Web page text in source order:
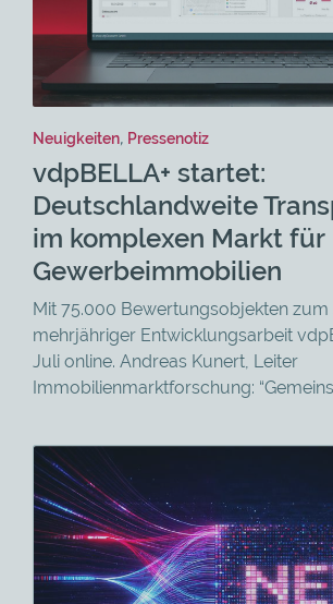
Neuigkeiten, Pressenotiz
vdpBELLA+ startet:
Deutschlandweite
im komplexen Markt für
Gewerbeimmobilien
Mit 75.000 Bewertungsobjekten
mehrjähriger Entwicklungsarbeit
Juli online. Andreas Kunert, Leiter
Immobilienmarktforschung: